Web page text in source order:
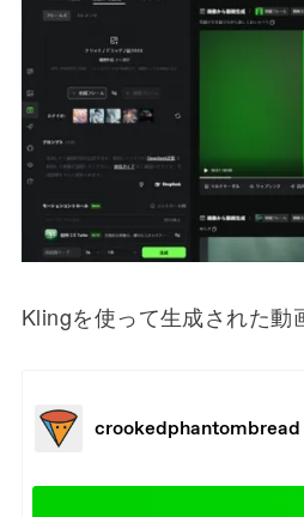
Klingを使って生成された動